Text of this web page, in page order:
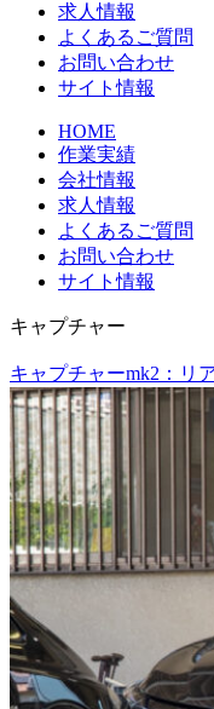
求人情報
よくあるご質問
お問い合わせ
サイト情報
HOME
作業実績
会社情報
求人情報
よくあるご質問
お問い合わせ
サイト情報
キャプチャー
キャプチャーmk2：リ